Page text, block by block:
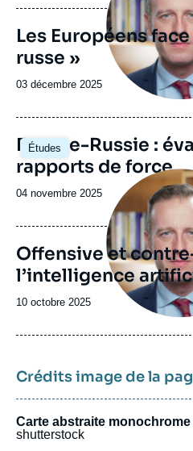
publication
Les Européens
russe »
Date
publication
03 décembre 2025
Études
Image
principale
Europe-Russie :
rapports de force
Date
publication
04 novembre 2025
Image
principale
Offensive et
l’intelligence
Date
publication
10 octobre 2025
Crédits image de la
Carte abstraite
shutterstock